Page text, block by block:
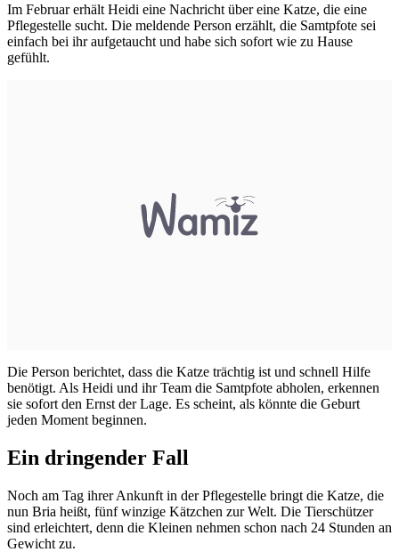
Im Februar erhält Heidi eine Nachricht über eine Katze, die eine
Pflegestelle sucht. Die meldende Person erzählt, die Samtpfote sei
einfach bei ihr aufgetaucht und habe sich sofort wie zu Hause
gefühlt.
Die Person berichtet, dass die Katze trächtig ist und schnell Hilfe
benötigt. Als Heidi und ihr Team die Samtpfote abholen, erkennen
sie sofort den Ernst der Lage. Es scheint, als könnte die Geburt
jeden Moment beginnen.
Ein dringender Fall
Noch am Tag ihrer Ankunft in der Pflegestelle bringt die Katze, die
nun Bria heißt, fünf winzige Kätzchen zur Welt. Die Tierschützer
sind erleichtert, denn die Kleinen nehmen schon nach 24 Stunden an
Gewicht zu.